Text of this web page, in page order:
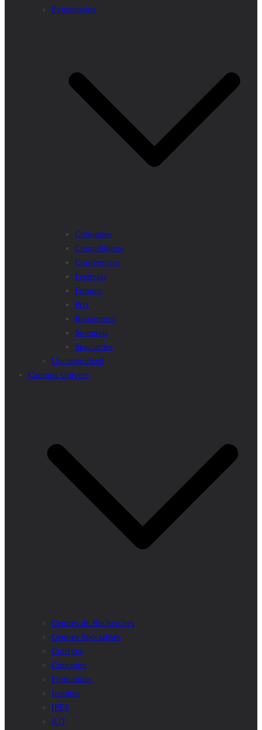
Evenements
Colloques
Compétitions
Conférences
Festivals
Forums
Prix
Rencontres
Sommets
Spectacles
Uncategorised
Campus Univers
Centres de Recherches
Centres Spécialisés
Collèges
Concours
Formations
Instituts
IPES
IUT